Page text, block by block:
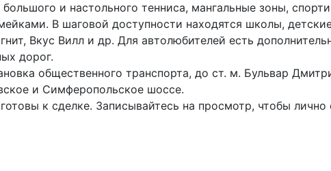
и настольного тенниса, мангальные зоны,
В шаговой доступности находятся школы,
Вкус Вилл и др. Для автолюбителей есть
дорог.
общественного транспорта, до ст. м. Бульвар
и Симферопольское шоссе.
к сделке. Записывайтесь на просмотр, чтобы лично